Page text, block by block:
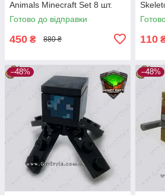
Animals Minecraft Set 8 шт.
Готово до відправки
450 ₴ 880 ₴ 110
–48% –48%